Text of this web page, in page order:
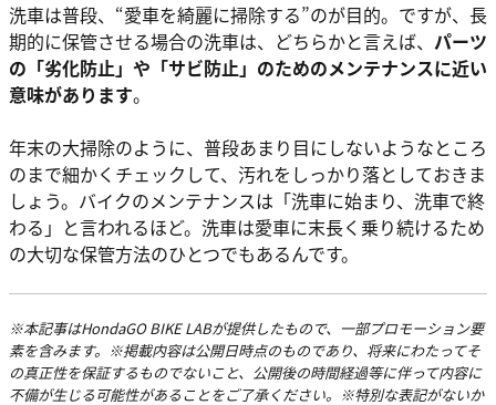
洗車は普段、“愛車を綺麗に掃除する”のが目的。ですが、長
期的に保管させる場合の洗車は、どちらかと言えば、 パーツ
の「劣化防止」や「サビ防止」のためのメンテナンスに近い
意味があります。
年末の大掃除のように、普段あまり目にしないようなところ
のまで細かくチェックして、汚れをしっかり落としておきま
しょう。バイクのメンテナンスは「洗車に始まり、洗車で終
わる」と言われるほど。洗車は愛車に末長く乗り続けるため
の大切な保管方法のひとつでもあるんです。
※本記事はHondaGO BIKE LABが提供したもので、一部プロモーション要
素を含みます。※掲載内容は公開日時点のものであり、将来にわたってそ
の真正性を保証するものでないこと、公開後の時間経過等に伴って内容に
不備が生じる可能性があることをご了承ください。※特別な表記がないか